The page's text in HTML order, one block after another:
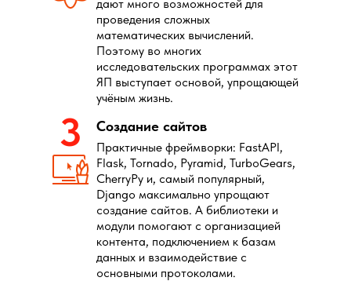
дают много возможностей для
проведения сложных
математических вычислений.
Поэтому во многих
исследовательских программах этот
ЯП выступает основой, упрощающей
учёным жизнь.
Практичные фреймворки: FastAPI,
Flask, Tornado, Pyramid, TurboGears,
CherryPy и, самый популярный,
Django максимально упрощают
создание сайтов. А библиотеки и
модули помогают с организацией
контента, подключением к базам
данных и взаимодействие с
основными протоколами.
Создание сайтов
3